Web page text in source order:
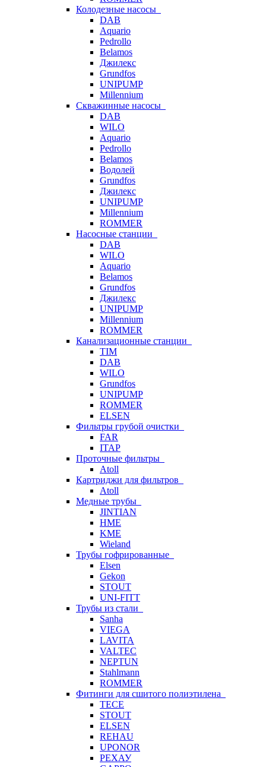
Колодезные насосы
DAB
Aquario
Pedrollo
Belamos
Джилекс
Grundfos
UNIPUMP
Millennium
Скважинные насосы
DAB
WILO
Aquario
Pedrollo
Belamos
Водолей
Grundfos
Джилекс
UNIPUMP
Millennium
ROMMER
Насосные станции
DAB
WILO
Aquario
Belamos
Grundfos
Джилекс
UNIPUMP
Millennium
ROMMER
Канализационные станции
TIM
DAB
WILO
Grundfos
UNIPUMP
ROMMER
ELSEN
Фильтры грубой очистки
FAR
ITAP
Проточные фильтры
Atoll
Картриджи для фильтров
Atoll
Медные трубы
JINTIAN
HME
KME
Wieland
Трубы гофрированные
Elsen
Gekon
STOUT
UNI-FITT
Трубы из стали
Sanha
VIEGA
LAVITA
VALTEC
NEPTUN
Stahlmann
ROMMER
Фитинги для сшитого полиэтилена
TECE
STOUT
ELSEN
REHAU
UPONOR
РЕХАУ